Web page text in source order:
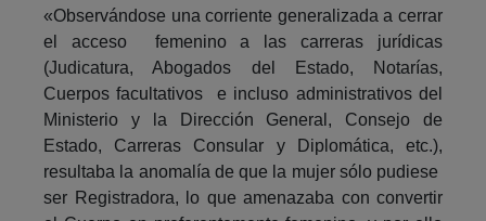
«Observándose una corriente generalizada a cerrar
el acceso femenino a las carreras jurídicas
(Judicatura, Abogados del Estado, Notarías,
Cuerpos facultativos e incluso administrativos del
Ministerio y la Dirección General, Consejo de
Estado, Carreras Consular y Diplomática, etc.),
resultaba la anomalía de que la mujer sólo pudiese
ser Registradora, lo que amenazaba con convertir